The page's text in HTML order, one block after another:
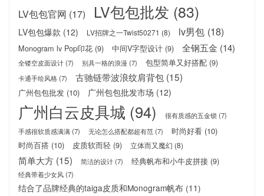
LV包包官网 (17) LV包包批发 (83)
LV包包爆款 (12) LV招牌之一Twist50271 (8) lv男包 (18)
Monogram lv Pop印花 (9) 中间V字型设计 (9) 全钢五金 (14)
全镂空皮面设计(7) 别具一格的浪漫 (7) 包型简单又好搭配 (9)
卡通手绘风格(7) 古驰链带波浪纹肩背包 (15)
广州包包批发 (10) 广州包包批发市场 (12)
广州白云皮具城 (94) 很有质感的五金锁 (7)
手感很软质感满满(7) 无论怎么搭配都超有范(7) 时尚好看 (10)
时尚百搭 (10) 皮质软而轻 (9) 立体而又魔幻 (8)
简单大方 (15) 简洁的设计(7) 经典帆布和小牛皮拼接 (9)
经典带着少女风(7)
结合了品牌经典的taiga皮质和Monogram帆布 (11)